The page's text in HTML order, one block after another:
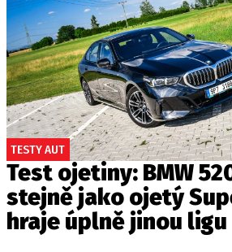
TESTY AUT
Test ojetiny: BMW
stejně jako ojetý
hraje úplně jinou ligu